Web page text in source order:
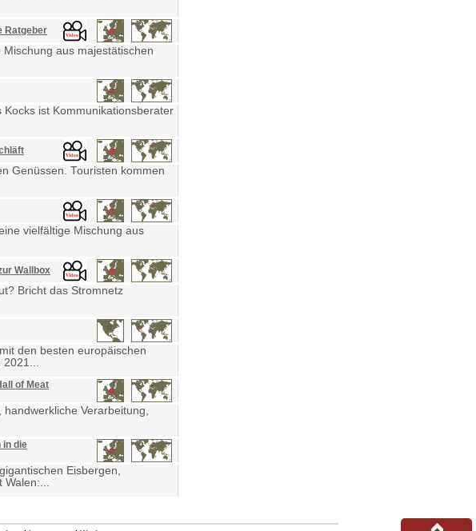
Ratgeber
aus majestätischen
Kocks ist Kommunikationsberater
Genüssen. Touristen kommen
vielfältige Mischung aus
Wallbox
Bricht das Stromnetz
den besten europäischen
2021...
of Meat
Verarbeitung,
in die
Eisbergen,
Walen:...